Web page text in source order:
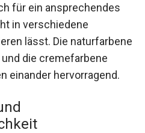
für ein ansprechendes
in verschiedene
lässt. Die naturfarbene
die cremefarbene
einander hervorragend.